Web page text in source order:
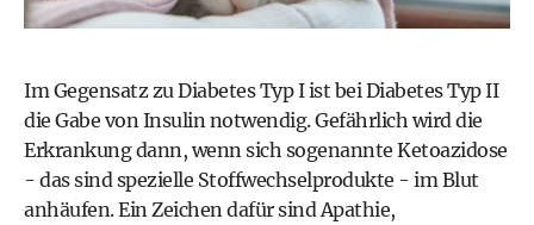
Im Gegensatz zu Diabetes Typ I ist bei Diabetes Typ II
die Gabe von Insulin notwendig. Gefährlich wird die
Erkrankung dann, wenn sich sogenannte Ketoazidose
- das sind spezielle Stoffwechselprodukte - im Blut
anhäufen. Ein Zeichen dafür sind Apathie,